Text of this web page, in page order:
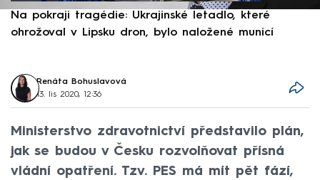
Na pokraji tragédie: Ukrajinské letadlo, které
ohrožoval v Lipsku dron, bylo naložené municí
Renáta Bohuslavová
13. lis 2020, 12:36
Ministerstvo zdravotnictví představilo plán,
jak se budou v Česku rozvolňovat přísná
vládní opatření. Tzv. PES má mít pět fází,